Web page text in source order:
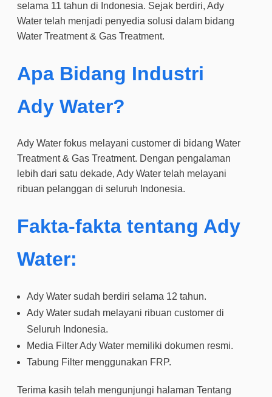
selama 11 tahun di Indonesia. Sejak berdiri, Ady
Water telah menjadi penyedia solusi dalam bidang
Water Treatment & Gas Treatment.
Apa Bidang Industri
Ady Water?
Ady Water fokus melayani customer di bidang Water
Treatment & Gas Treatment. Dengan pengalaman
lebih dari satu dekade, Ady Water telah melayani
ribuan pelanggan di seluruh Indonesia.
Fakta-fakta tentang Ady
Water:
Ady Water sudah berdiri selama 12 tahun.
Ady Water sudah melayani ribuan customer di
Seluruh Indonesia.
Media Filter Ady Water memiliki dokumen resmi.
Tabung Filter menggunakan FRP.
Terima kasih telah mengunjungi halaman Tentang